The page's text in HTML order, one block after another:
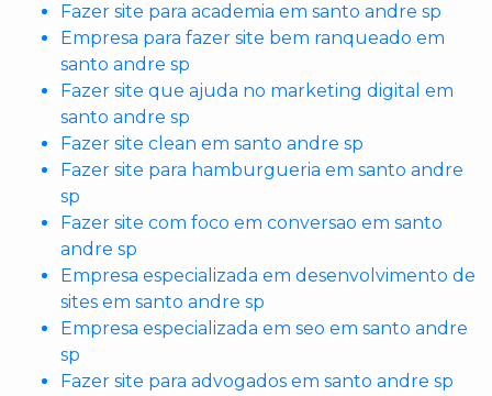
Fazer site para academia em santo andre sp
Empresa para fazer site bem ranqueado em
santo andre sp
Fazer site que ajuda no marketing digital em
santo andre sp
Fazer site clean em santo andre sp
Fazer site para hamburgueria em santo andre
sp
Fazer site com foco em conversao em santo
andre sp
Empresa especializada em desenvolvimento de
sites em santo andre sp
Empresa especializada em seo em santo andre
sp
Fazer site para advogados em santo andre sp